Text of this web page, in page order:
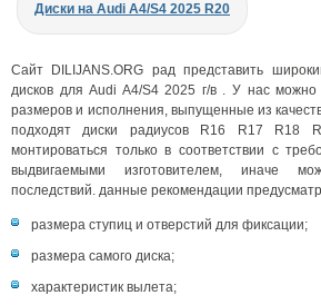
Диски на Audi A4/S4 2025 R20
Сайт DILIJANS.ORG рад представить
дисков для Audi A4/S4 2025 г/в . У нас
размеров и исполнения, выпущенные из
подходят диски радиусов R16 R17 R18
монтироваться только в соответствии с
выдвигаемыми изготовителем, иначе
последствий. данные рекомендации
размера ступиц и отверстий для фиксации;
размера самого диска;
характеристик вылета;